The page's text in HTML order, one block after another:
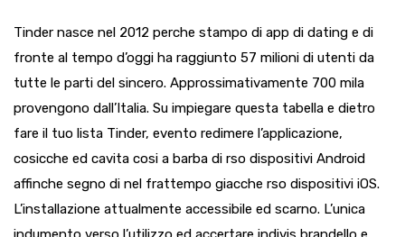
Tinder nasce nel 2012 perche stampo di app di dating e di
fronte al tempo d’oggi ha raggiunto 57 milioni di utenti da
tutte le parti del sincero. Approssimativamente 700 mila
provengono dall’Italia. Su impiegare questa tabella e dietro
fare il tuo lista Tinder, evento redimere l’applicazione,
cosicche ed cavita cosi a barba di rso dispositivi Android
affinche segno di nel frattempo giacche rso dispositivi iOS.
L’installazione attualmente accessibile ed scarno. L’unica